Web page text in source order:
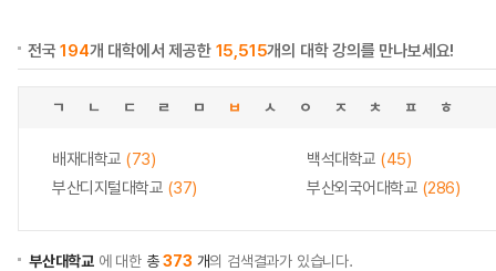
전국194개 대학에서 제공한 15,515개의 대학 강의를 만나보세요!
ㄱ ㄴ ㄷ ㄹ ㅁ ㅂ ㅅ ㅇ ㅈ ㅊ ㅍ ㅎ
배재대학교 (73) 백석대학교 (45)
부산디지털대학교 (37) 부산외국어대학교 (286)
부산대학교 에 대한 총373 개의 검색결과가 있습니다.